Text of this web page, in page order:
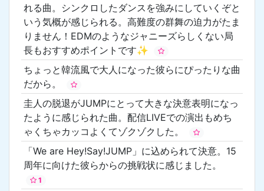
れる曲。シンクロしたダンスを強みにしていくぞと
いう気概が感じられる。高難度の群舞の迫力がたま
りません！EDMのようなジャニーズらしくない局
長もおすすめポイントです✨
ちょっと韓流風で大人になった彼らにぴったりな曲
だから。
圭人の脱退がJUMPにとって大きな決意表明になっ
たように感じられた曲。配信LIVEでの演出もめち
ゃくちゃカッコよくてゾクゾクした。
「We are Hey!Say!JUMP」に込められて決意。15
周年に向けた彼らからの挑戦状に感じました。
1